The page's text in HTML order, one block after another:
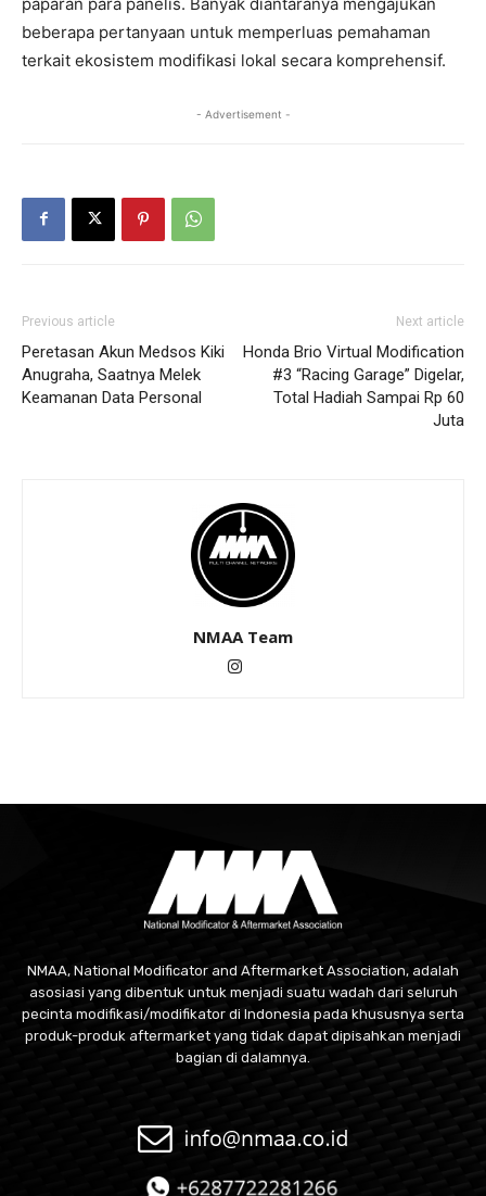
beberapa pertanyaan untuk memperluas pemahaman
terkait ekosistem modifikasi lokal secara komprehensif.
- Advertisement -
Previous article
Peretasan Akun Medsos Kiki
Anugraha, Saatnya Melek
Keamanan Data Personal
Next article
Honda Brio Virtual Modification
#3 “Racing Garage” Digelar,
Total Hadiah Sampai Rp 60
Juta
NMAA Team
NMAA, National Modificator and Aftermarket Association, adalah
asosiasi yang dibentuk untuk menjadi suatu wadah dari seluruh
pecinta modifikasi/modifikator di Indonesia pada khususnya serta
produk-produk aftermarket yang tidak dapat dipisahkan menjadi
bagian di dalamnya.